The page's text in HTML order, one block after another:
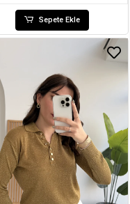
Sepete Ekle